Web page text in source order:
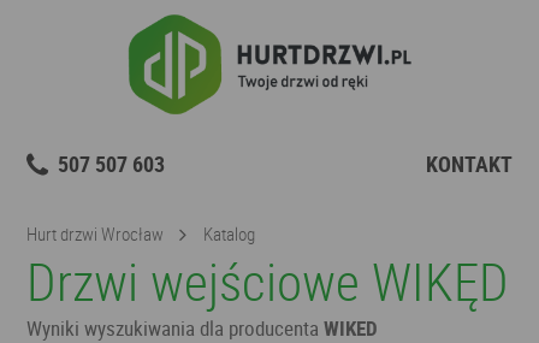
507 507 603 KONTAKT
Hurt drzwi Wrocław Katalog
Drzwi wejściowe WIKĘD
Wyniki wyszukiwania dla producentaWIKED